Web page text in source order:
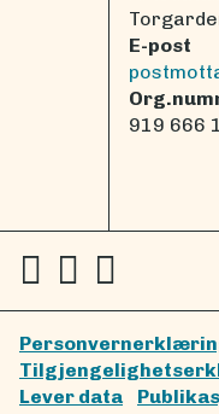
E-post
919 666
Lever data